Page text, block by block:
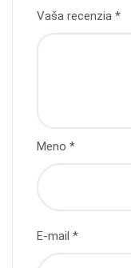
Vaša recenzia *
Meno *
E-mail *